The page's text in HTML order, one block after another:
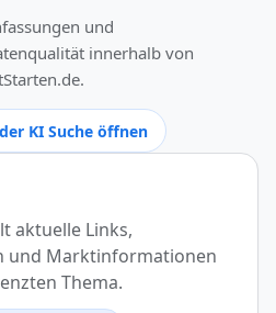
und
innerhalb von
KI Suche öffnen
aktuelle Links,
und Marktinformationen
Thema.